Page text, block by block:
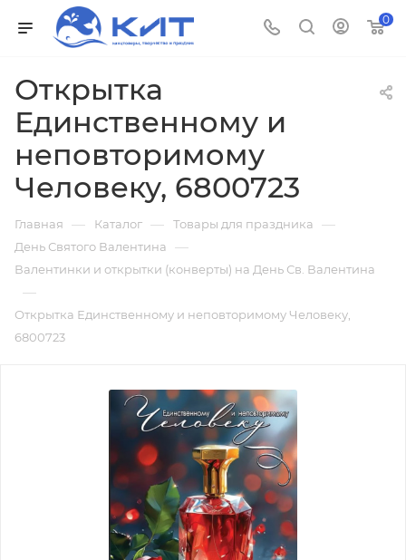
0
Открытка
Единственному и
неповторимому
Человеку, 6800723
Главная — Каталог — Товары для праздника —
День Святого Валентина —
Валентинки и открытки (конверты) на День Св. Валентина
—
Открытка Единственному и неповторимому Человеку,
6800723